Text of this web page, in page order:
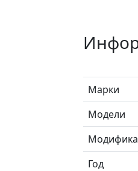
Марки
Модели
Год